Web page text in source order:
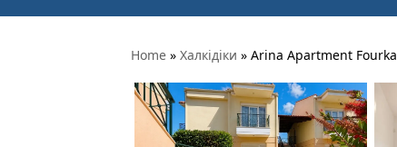
Home » Халкідіки » Arina Apartment Fourka